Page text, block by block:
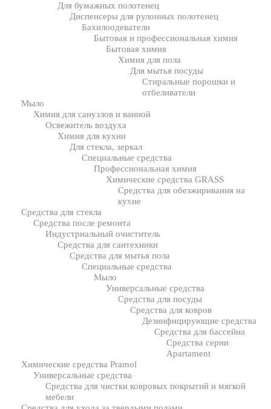
Для бумажных полотенец
Диспенсеры для рулонных полотенец
Бахилоодеватели
Бытовая и профессиональная химия
Бытовая химия
Химия для пола
Для мытья посуды
Стиральные порошки и
отбеливатели
Мыло
Химия для санузлов и ванной
Освежитель воздуха
Химия для кухни
Для стекла, зеркал
Специальные средства
Профессиональная химия
Химические средства GRASS
Средства для обезжиривания на
кухне
Средства для стекла
Средства после ремонта
Индустриальный очиститель
Средства для сантехники
Средства для мытья пола
Специальные средства
Мыло
Универсальные средства
Средства для посуды
Средства для ковров
Дезинфицирующие средства
Средства для бассейна
Средства серии
Apartament
Химические средства Pramol
Универсальные средства
Средства для чистки ковровых покрытий и мягкой
мебели